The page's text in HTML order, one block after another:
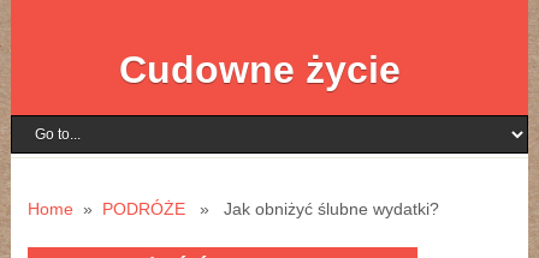
Cudowne życie
Home » PODRÓŻE» Jak obniżyć ślubne wydatki?